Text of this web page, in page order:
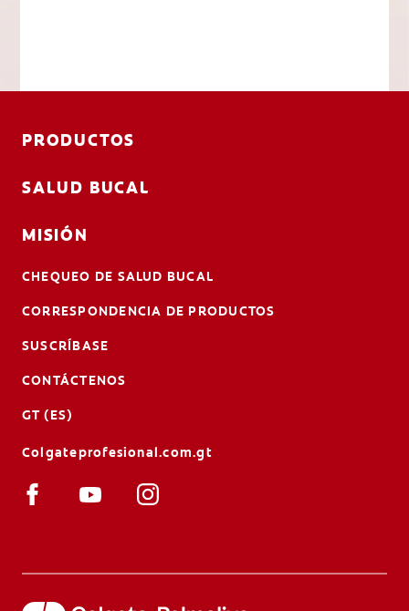
PRODUCTOS
SALUD BUCAL
MISIÓN
CHEQUEO DE SALUD BUCAL
CORRESPONDENCIA DE PRODUCTOS
SUSCRÍBASE
CONTÁCTENOS
GT (ES)
Colgateprofesional.com.gt